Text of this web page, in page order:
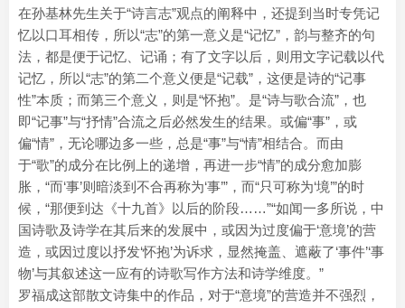
在孙基林先生关于“诗言志”观点的阐释中，还提到当时专凭记
忆以口耳相传，所以“志”的第一意义是“记忆”，韵与整齐的句
法，都是便于记忆、记诵；有了文字以后，则用文字记载以代
记忆，所以“志”的第二个意义便是“记载”，这便是诗的“记事
性”本质；而第三个意义，则是“怀抱”。是“诗与歌合流”，也
即“记事”与“抒情”合流之后必然发生的结果。或偏“事”，或
偏“情”，无论哪边多一些，总是“事”与“情”相结合。而由
于“歌”的成分在比例上的递增，再进一步“情”的成分愈加膨
胀，“而‘事’则暗淡到不合再称为‘事’”，而“只可称为‘境’”的时
候，“那便到达《十九首》以后的阶段……”“如闻一多所说，中
国诗歌及诗学在其后来的发展中，或因为过度偏于‘意境’的营
造，或因过度以抒发‘怀抱’为诉求，显然掩盖、遮蔽了‘事件’‘事
物’与其叙述这一应有的诗歌写作方法和诗学维度。”
罗福成这部散文诗集中的作品，对于“意境”的营造并不强烈，